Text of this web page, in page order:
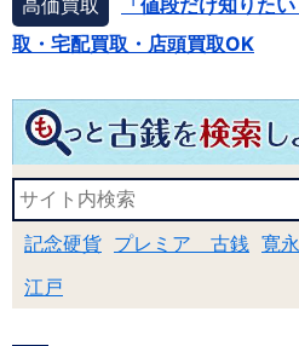
高価買取
「値段だけ知りた
取・宅配買取・店頭買取OK
記念硬貨 プレミア 古銭 寛
江戸